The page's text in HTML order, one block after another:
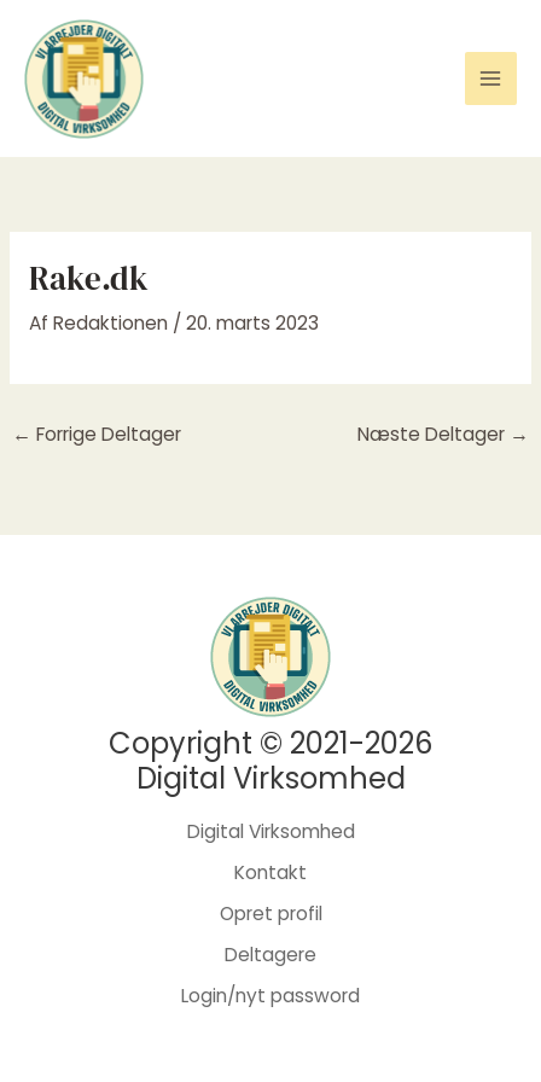
indholdet
Rake.dk
Af Redaktionen / 20. marts 2023
← Forrige Deltager Næste Deltager →
Copyright © 2021-2026
Digital Virksomhed
Digital Virksomhed
Kontakt
Opret profil
Deltagere
Login/nyt password